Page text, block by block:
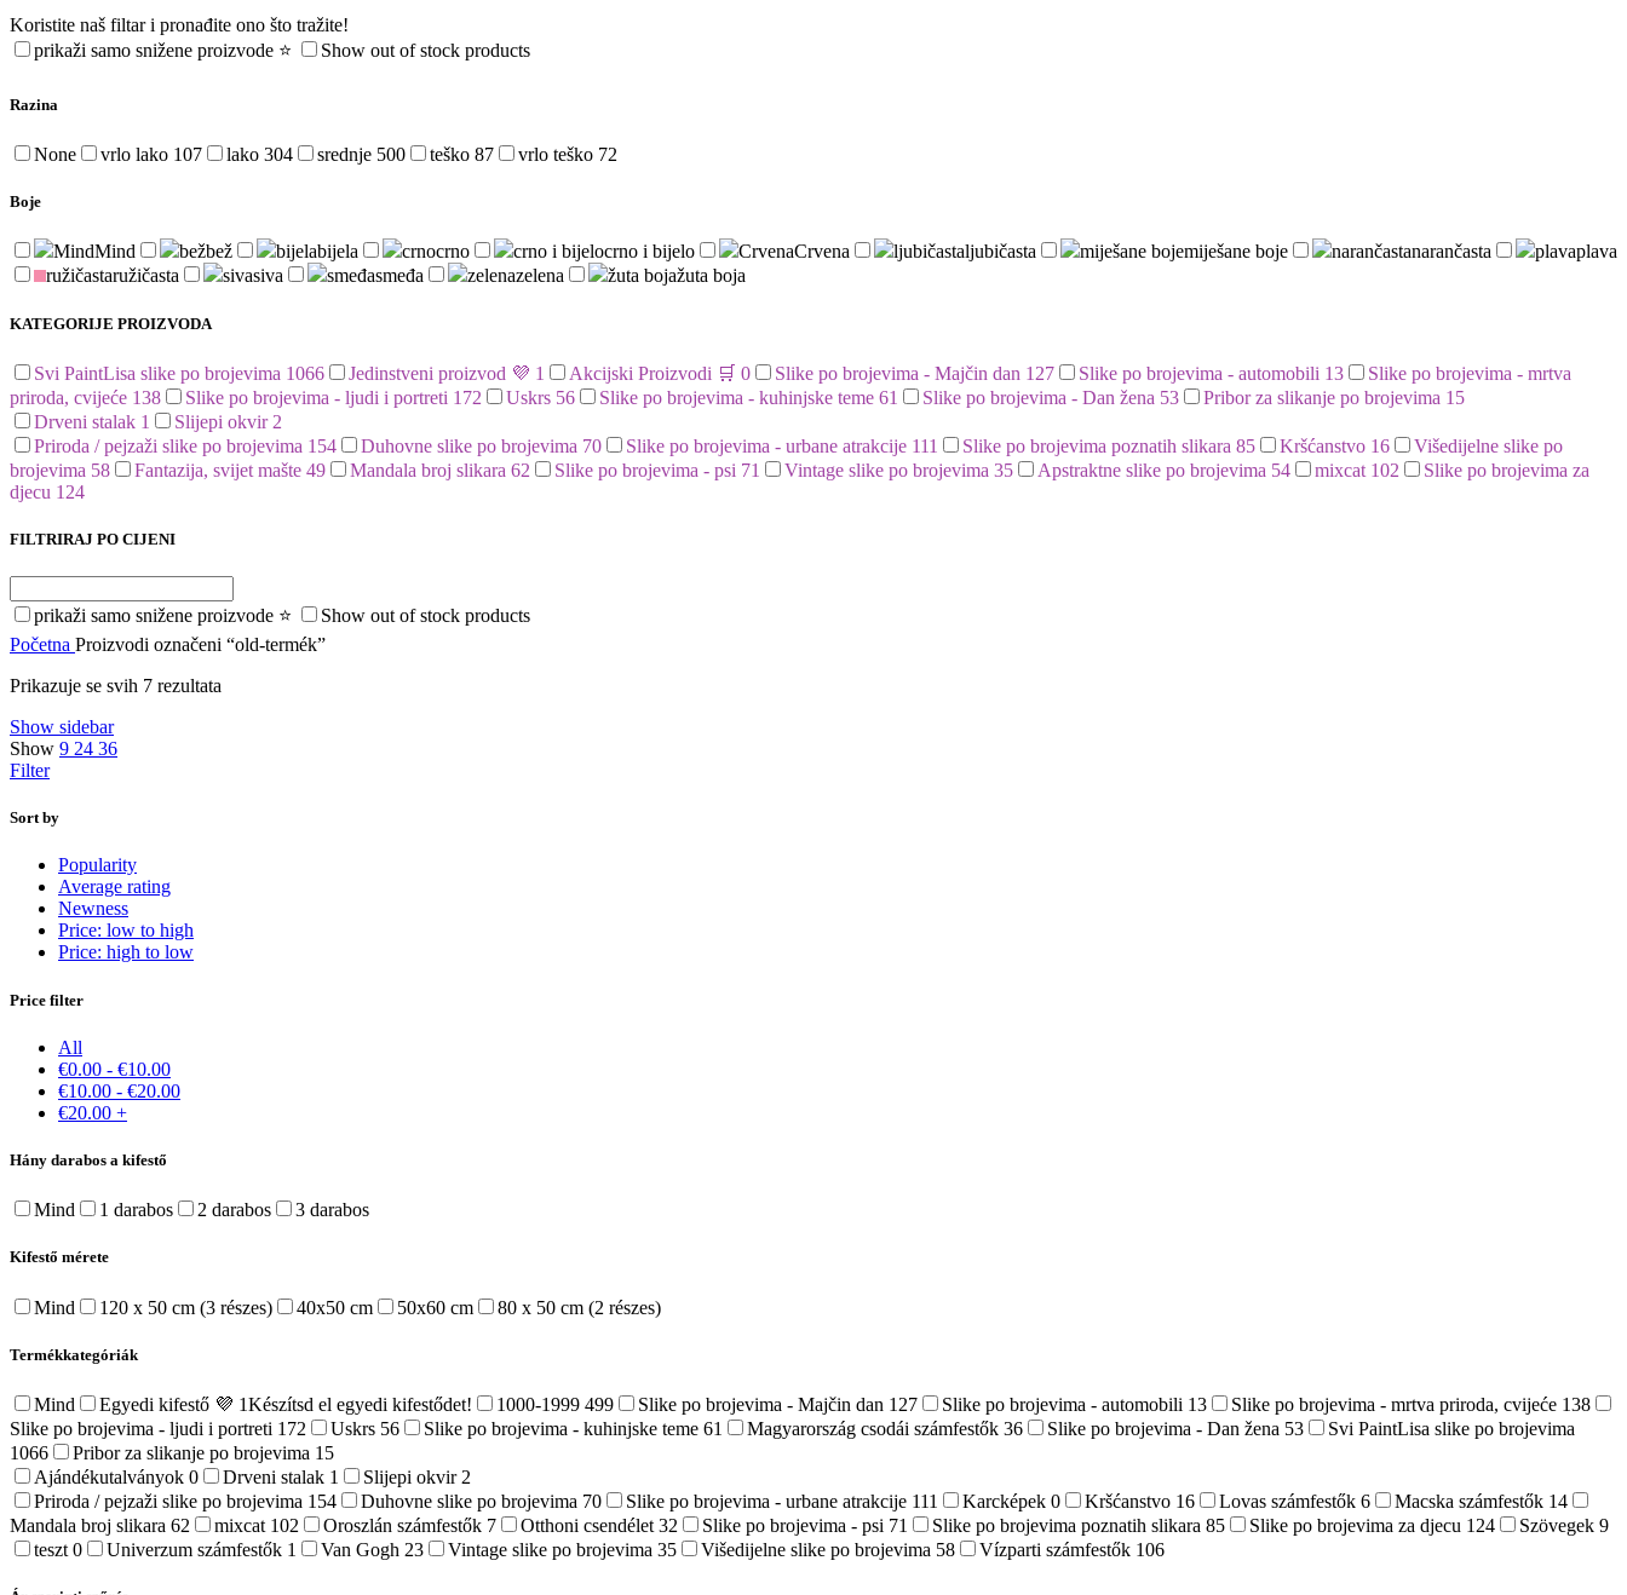
Koristite naš filtar i pronađite ono što tražite!
prikaži samo snižene proizvode ⭐
Show out of stock products
Razina
None vrlo lako 107 lako 304 srednje 500 teško 87 vrlo teško 72
Boje
MindMind bežbež bijelabijela crnocrno crno i bijelocrno i bijelo CrvenaCrvena ljubičastaljubičasta miješane bojemiješane boje narančastanarančasta plavaplava
ružičastaružičasta sivasiva smeđasmeđa zelenazelena žuta bojažuta boja
KATEGORIJE PROIZVODA
Svi PaintLisa slike po brojevima 1066 Jedinstveni proizvod 💜 1 Akcijski Proizvodi 🛒 0 Slike po brojevima - Majčin dan 127 Slike po brojevima - automobili 13
Slike po brojevima - mrtva
priroda, cvijeće 138 Slike po brojevima - ljudi i portreti 172 Uskrs 56 Slike po brojevima - kuhinjske teme 61 Slike po brojevima - Dan žena 53 Pribor za slikanje po brojevima 15
Drveni stalak 1 Slijepi okvir 2
Priroda / pejzaži slike po brojevima 154 Duhovne slike po brojevima 70 Slike po brojevima - urbane atrakcije 111 Slike po brojevima poznatih slikara 85 Kršćanstvo 16
Višedijelne slike po
brojevima 58 Fantazija, svijet mašte 49 Mandala broj slikara 62 Slike po brojevima - psi 71 Vintage slike po brojevima 35 Apstraktne slike po brojevima 54 mixcat 102
Slike po brojevima za
djecu 124
FILTRIRAJ PO CIJENI
prikaži samo snižene proizvode ⭐
Show out of stock products
Početna Proizvodi označeni “old-termék”
Prikazuje se svih 7 rezultata
Show sidebar
Show 9 24 36
Filter
Sort by
Popularity
Average rating
Newness
Price: low to high
Price: high to low
Price filter
All
€0.00 - €10.00
€10.00 - €20.00
€20.00 +
Hány darabos a kifestő
Mind 1 darabos 2 darabos 3 darabos
Kifestő mérete
Mind 120 x 50 cm (3 részes) 40x50 cm 50x60 cm 80 x 50 cm (2 részes)
Termékkategóriák
Mind Egyedi kifestő 💜 1Készítsd el egyedi kifestődet! 1000-1999 499 Slike po brojevima - Majčin dan 127 Slike po brojevima - automobili 13 Slike po brojevima - mrtva priroda, cvijeće 138
Slike po brojevima - ljudi i portreti 172 Uskrs 56 Slike po brojevima - kuhinjske teme 61 Magyarország csodái számfestők 36 Slike po brojevima - Dan žena 53
Svi PaintLisa slike po brojevima
1066
Pribor za slikanje po brojevima 15
Ajándékutalványok 0 Drveni stalak 1 Slijepi okvir 2
Priroda / pejzaži slike po brojevima 154 Duhovne slike po brojevima 70 Slike po brojevima - urbane atrakcije 111 Karcképek 0 Kršćanstvo 16 Lovas számfestők 6 Macska számfestők 14
Mandala broj slikara 62 mixcat 102 Oroszlán számfestők 7 Otthoni csendélet 32 Slike po brojevima - psi 71 Slike po brojevima poznatih slikara 85 Slike po brojevima za djecu 124 Szövegek 9
teszt 0 Univerzum számfestők 1 Van Gogh 23 Vintage slike po brojevima 35 Višedijelne slike po brojevima 58 Vízparti számfestők 106